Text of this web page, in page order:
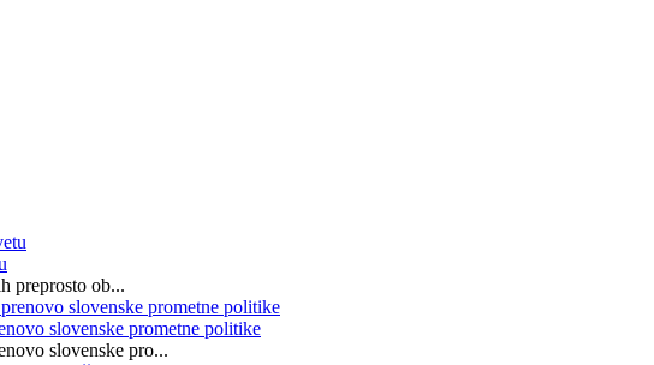
preprosto ob...
slovenske prometne politike
slovenske pro...